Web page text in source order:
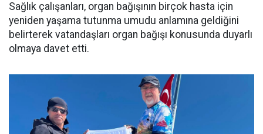
Sağlık çalışanları, organ bağışının birçok hasta için
yeniden yaşama tutunma umudu anlamına geldiğini
belirterek vatandaşları organ bağışı konusunda duyarlı
olmaya davet etti.